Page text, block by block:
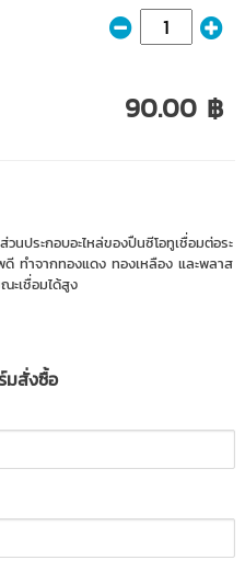
90.00 ฿
นประกอบอะไหล่ของปืนซีโอทูเชื่อมต่อระ
ทำจากทองแดง ทองเหลือง และพลาส
ะเชื่อมได้สูง
มสั่งซื้อ